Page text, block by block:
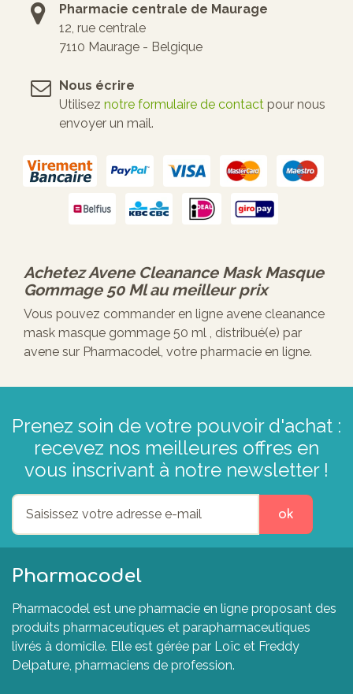
Pharmacie centrale de Maurage
12, rue centrale
7110 Maurage - Belgique
Nous écrire
Utilisez notre formulaire de contact pour nous
envoyer un mail.
AchetezAvene Cleanance Mask Masque
Gommage 50 Mlau meilleur prix
Vous pouvez commander en ligne avene cleanance
mask masque gommage 50 ml , distribué(e) par
avene sur Pharmacodel, votre pharmacie en ligne.
Prenez soin de votre pouvoir d'achat :
recevez nos meilleures offres en
vous inscrivant à notre newsletter !
ok
Pharmacodel
Pharmacodel est une pharmacie en ligne proposant des
produits pharmaceutiques et parapharmaceutiques
livrés à domicile. Elle est gérée par Loïc et Freddy
Delpature, pharmaciens de profession.